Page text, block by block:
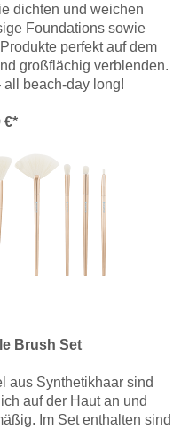
dichten und weichen
Foundations sowie
perfekt auf dem
großflächig verblenden.
all beach-day long!
€*
Brush Set
aus Synthetikhaar sind
auf der Haut an und
Im Set enthalten sind